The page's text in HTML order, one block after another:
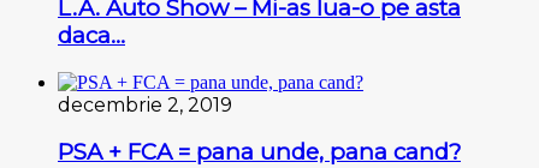
L.A. Auto Show – Mi-as lua-o pe asta
daca…
decembrie 2, 2019
PSA + FCA = pana unde, pana cand?